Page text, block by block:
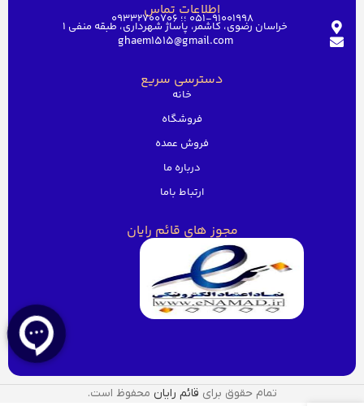
اطلاعات تماس051-91001998 ؛؛ 09332700706
خراسان رضوی، کاشمر، پاساژ شهرداری، طبقه منفی ۱
ghaem1515@gmail.com
دسترسی سریع
خانه
فروشگاه
فروش عمده
درباره ما
ارتباط باما
مجوز های قائم رایان
تمام حقوق برای قائم رایان محفوظ است.